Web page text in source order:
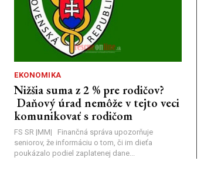
EKONOMIKA
Nižšia suma z 2 % pre rodičov?
Daňový úrad nemôže v tejto veci
komunikovať s rodičom
FS SR |MM| Finančná správa upozorňuje
seniorov, že informáciu o tom, či im dieťa
poukázalo podiel zaplatenej dane...